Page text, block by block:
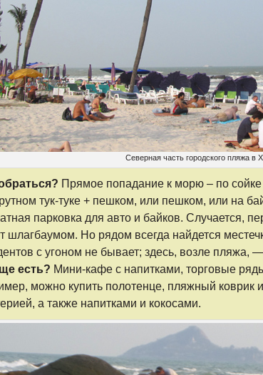
Северная часть городского пляжа в
Прямое попадание к морю – по
тук-туке + пешком, или пешком, или на
парковка для авто и байков. Случается,
шлагбаумом. Но рядом всегда найдется
с угоном не бывает; здесь, возле пляжа,
есть? Мини-кафе с напитками, торговые
можно купить полотенце, пляжный коврик
а также напитками и кокосами.